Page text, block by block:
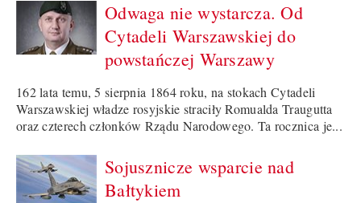
Odwaga nie wystarcza. Od
Cytadeli Warszawskiej do
powstańczej Warszawy
162 lata temu, 5 sierpnia 1864 roku, na stokach Cytadeli
Warszawskiej władze rosyjskie straciły Romualda Traugutta
oraz czterech członków Rządu Narodowego. Ta rocznica je...
Sojusznicze wsparcie nad
Bałtykiem